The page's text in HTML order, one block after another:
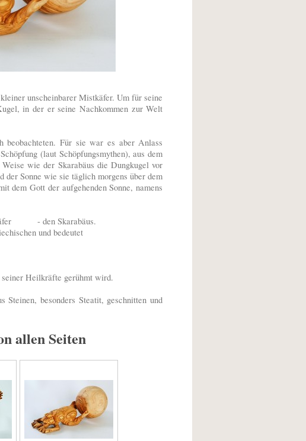
unscheinbarer Mistkäfer. Um für seine
in der er seine Nachkommen zur Welt
Für sie war es aber Anlass
(laut Schöpfungsmythen), aus dem
wie der Skarabäus die Dungkugel vor
Sonne wie sie täglich morgens über dem
dem Gott der aufgehenden Sonne, namens
Käfer - den Skarabäus.
und bedeutet
Heilkräfte gerühmt wird.
Steinen, besonders Steatit, geschnitten und
allen Seiten